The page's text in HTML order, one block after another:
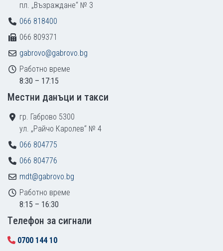
пл. „Възраждане“ № 3
066 818400
066 809371
gabrovo@gabrovo.bg
Работно време
8:30 – 17:15
Местни данъци и такси
гр. Габрово 5300
ул. „Райчо Каролев“ № 4
066 804775
066 804776
mdt@gabrovo.bg
Работно време
8:15 – 16:30
Tелефон за сигнали
0700 144 10